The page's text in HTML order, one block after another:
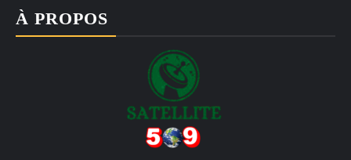
À PROPOS